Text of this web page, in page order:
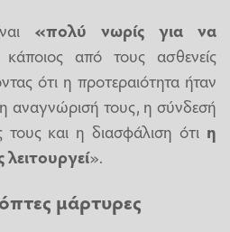
«πολύ νωρίς για να
από τους ασθενείς
ότι η προτεραιότητα ήταν
αναγνώρισή τους, η σύνδεσή
τους και η διασφάλιση ότι η
λειτουργεί».
μάρτυρες